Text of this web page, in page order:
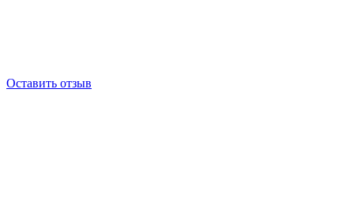
Оставить отзыв